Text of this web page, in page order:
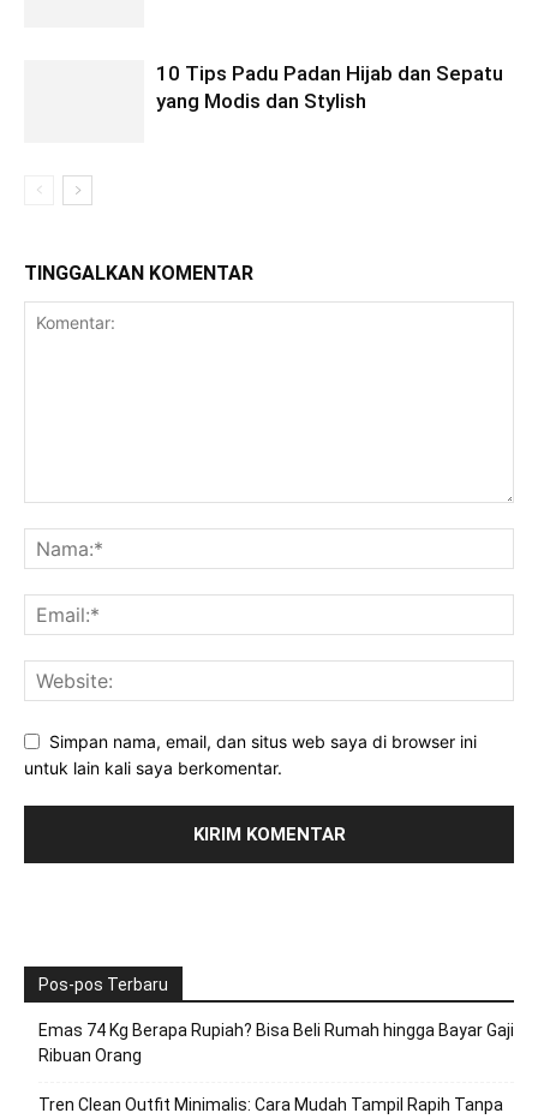
10 Tips Padu Padan Hijab dan Sepatu
yang Modis dan Stylish
TINGGALKAN KOMENTAR
Simpan nama, email, dan situs web saya di browser ini
untuk lain kali saya berkomentar.
Pos-pos Terbaru
Emas 74 Kg Berapa Rupiah? Bisa Beli Rumah hingga Bayar Gaji
Ribuan Orang
Tren Clean Outfit Minimalis: Cara Mudah Tampil Rapih Tanpa